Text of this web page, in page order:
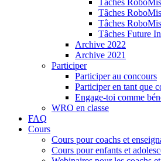
Tâches
Tâches
Tâches
Tâches Future
Archive 2022
Archive 2021
Participer
Participer au concours
Participer en tant que
Engage-toi comme
WRO en classe
FAQ
Cours
Cours pour coachs et
Cours pour enfants et